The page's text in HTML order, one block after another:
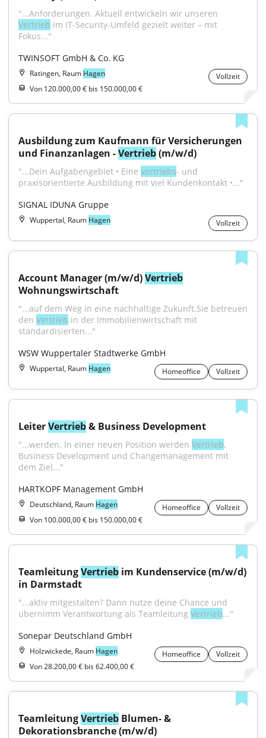
Vertrieb im IT-Security-Umfeld gezielt weiter – mit
Fokus..."
TWINSOFT GmbH & Co. KG
Ratingen, Raum Hagen
Vollzeit
Von 120.000,00 € bis 150.000,00 €
Ausbildung zum Kaufmann für Versicherungen
und Finanzanlagen - Vertrieb (m/w/d)
"...Dein Aufgabengebiet • Eine vertriebs- und
praxisorientierte Ausbildung mit viel Kundenkontakt •..."
SIGNAL IDUNA Gruppe
Wuppertal, Raum Hagen Vollzeit
Account Manager (m/w/d) Vertrieb
Wohnungswirtschaft
"...auf dem Weg in eine nachhaltige Zukunft.Sie betreuen
den Vertrieb in der Immobilienwirtschaft mit
standardisierten..."
WSW Wuppertaler Stadtwerke GmbH
Wuppertal, Raum Hagen Homeoffice Vollzeit
Leiter Vertrieb & Business Development
"...werden. In einer neuen Position werden Vertrieb,
Business Development und Changemanagement mit
dem Ziel..."
HARTKOPF Management GmbH
Deutschland, Raum Hagen Homeoffice
Vollzeit
Von 100.000,00 € bis 150.000,00 €
Teamleitung Vertrieb im Kundenservice (m/w/d)
in Darmstadt
"...aktiv mitgestalten? Dann nutze deine Chance und
übernimm Verantwortung als Teamleitung Vertrieb..."
Sonepar Deutschland GmbH
Holzwickede, Raum Hagen Homeoffice
Vollzeit
Von 28.200,00 € bis 62.400,00 €
Teamleitung Vertrieb Blumen- &
Dekorationsbranche (m/w/d)